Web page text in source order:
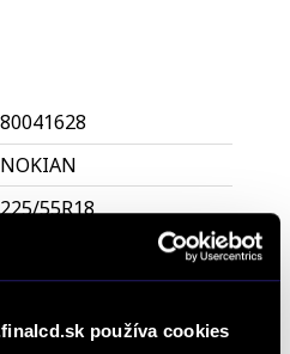
používa cookies
80041628
NOKIAN
225/55R18
2 833 € s DPH